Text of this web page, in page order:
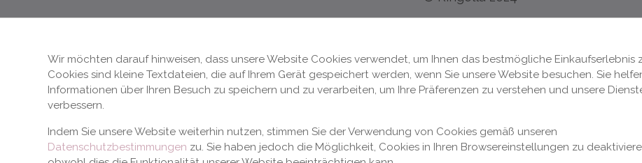
Wir möchten darauf hinweisen, dass unsere Website Cookies verwendet, um Ihnen das bestmögliche Einkaufserlebnis
Cookies sind kleine Textdateien, die auf Ihrem Gerät gespeichert werden, wenn Sie unsere Website besuchen. Sie
Informationen über Ihren Besuch zu speichern und zu verarbeiten, um Ihre Präferenzen zu verstehen und unsere
verbessern.
Indem Sie unsere Website weiterhin nutzen, stimmen Sie der Verwendung von Cookies gemäß unseren
Datenschutzbestimmungen zu. Sie haben jedoch die Möglichkeit, Cookies in Ihren Browsereinstellungen zu